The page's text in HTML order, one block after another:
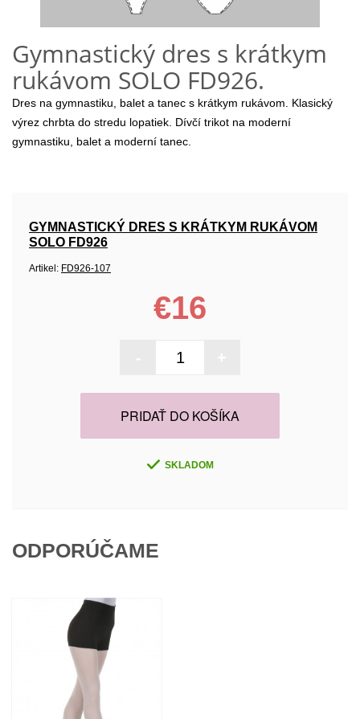
Gymnastický dres s krátkym
rukávom SOLO FD926.
Dres na gymnastiku, balet a tanec s krátkym rukávom. Klasický
výrez chrbta do stredu lopatiek. Dívčí trikot na moderní
gymnastiku, balet a moderní tanec.
GYMNASTICKÝ DRES S KRÁTKYM RUKÁVOM
SOLO FD926
Artikel: FD926-107
€16
PRIDAŤ DO KOŠÍKA
SKLADOM
ODPORÚČAME